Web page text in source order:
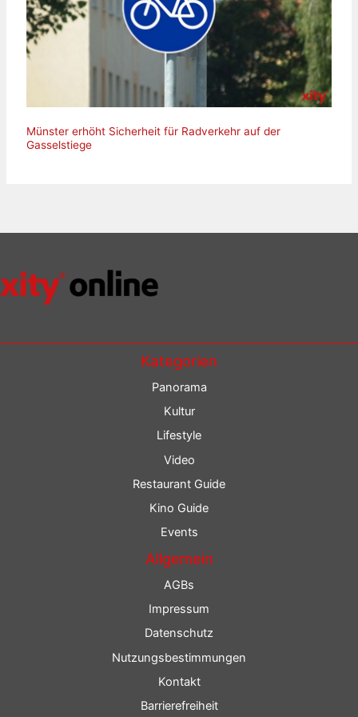
Münster erhöht Sicherheit für Radverkehr auf der
Gasselstiege
Kategorien
Panorama
Kultur
Lifestyle
Video
Restaurant Guide
Kino Guide
Events
Allgemein
AGBs
Impressum
Datenschutz
Nutzungsbestimmungen
Kontakt
Barrierefreiheit